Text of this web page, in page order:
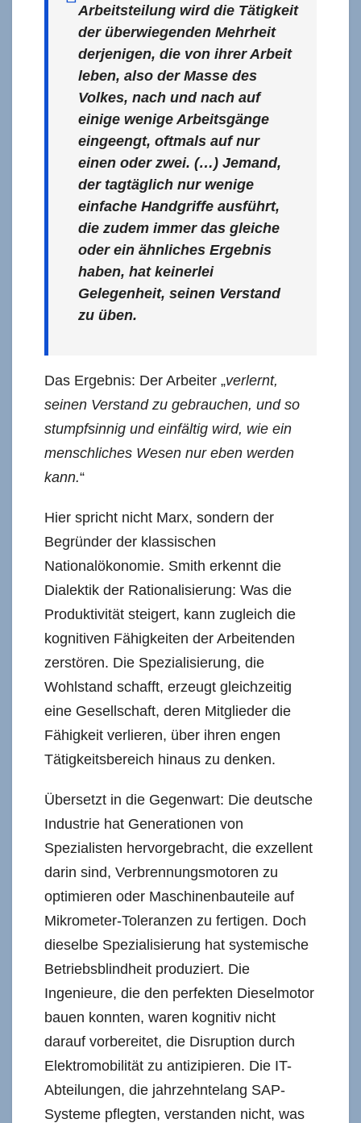
Arbeitsteilung wird die Tätigkeit
der überwiegenden Mehrheit
derjenigen, die von ihrer Arbeit
leben, also der Masse des
Volkes, nach und nach auf
einige wenige Arbeitsgänge
eingeengt, oftmals auf nur
einen oder zwei. (…) Jemand,
der tagtäglich nur wenige
einfache Handgriffe ausführt,
die zudem immer das gleiche
oder ein ähnliches Ergebnis
haben, hat keinerlei
Gelegenheit, seinen Verstand
zu üben.
Das Ergebnis: Der Arbeiter „verlernt,
seinen Verstand zu gebrauchen, und so
stumpfsinnig und einfältig wird, wie ein
menschliches Wesen nur eben werden
kann.“
Hier spricht nicht Marx, sondern der
Begründer der klassischen
Nationalökonomie. Smith erkennt die
Dialektik der Rationalisierung: Was die
Produktivität steigert, kann zugleich die
kognitiven Fähigkeiten der Arbeitenden
zerstören. Die Spezialisierung, die
Wohlstand schafft, erzeugt gleichzeitig
eine Gesellschaft, deren Mitglieder die
Fähigkeit verlieren, über ihren engen
Tätigkeitsbereich hinaus zu denken.
Übersetzt in die Gegenwart: Die deutsche
Industrie hat Generationen von
Spezialisten hervorgebracht, die exzellent
darin sind, Verbrennungsmotoren zu
optimieren oder Maschinenbauteile auf
Mikrometer-Toleranzen zu fertigen. Doch
dieselbe Spezialisierung hat systemische
Betriebsblindheit produziert. Die
Ingenieure, die den perfekten Dieselmotor
bauen konnten, waren kognitiv nicht
darauf vorbereitet, die Disruption durch
Elektromobilität zu antizipieren. Die IT-
Abteilungen, die jahrzehntelang SAP-
Systeme pflegten, verstanden nicht, was